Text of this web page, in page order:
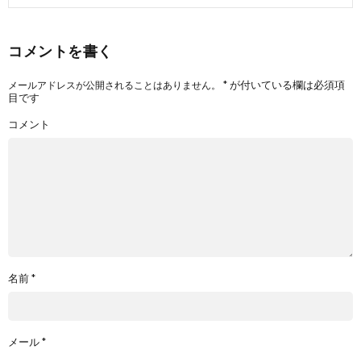
コメントを書く
メールアドレスが公開されることはありません。 *が付いている欄は必須項
目です
コメント
名前*
メール*